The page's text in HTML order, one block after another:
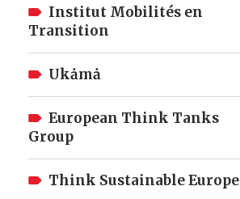
Institut Mobilités en
Transition
Ukȧmȧ
European Think Tanks
Group
Think Sustainable Europe